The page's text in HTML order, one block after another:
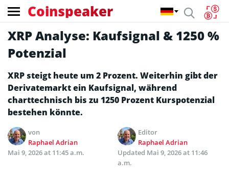
Coinspeaker
XRP Analyse: Kaufsignal & 1250 %
Potenzial
XRP steigt heute um 2 Prozent. Weiterhin gibt der
Derivatemarkt ein Kaufsignal, während
charttechnisch bis zu 1250 Prozent Kurspotenzial
bestehen könnte.
von
Raphael Adrian
Editor
Raphael Adrian
Mai 9, 2026 at 11:45 a.m.
Updated Mai 9, 2026 at 11:46
a.m.